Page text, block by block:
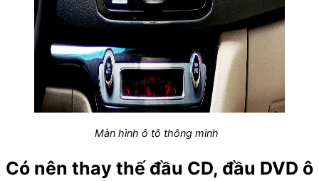
Màn hình ô tô thông minh
Có nên thay thế đầu CD, đầu DVD ô